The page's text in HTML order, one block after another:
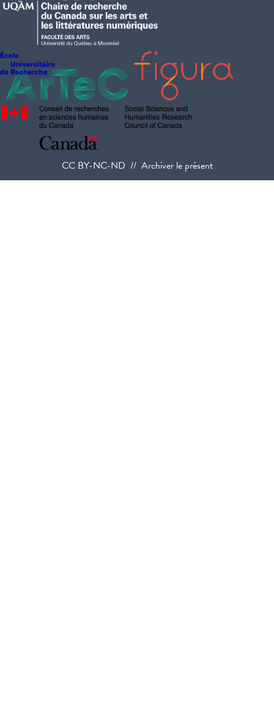
CC BY-NC-ND // Archiver le présent